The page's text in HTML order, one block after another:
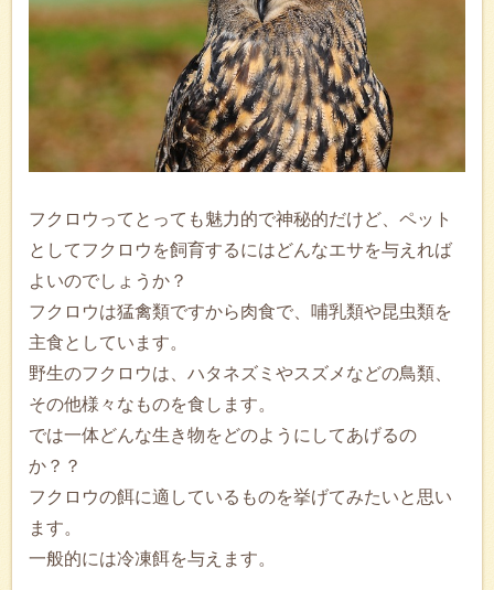
フクロウってとっても魅力的で神秘的だけど、ペット
としてフクロウを飼育するにはどんなエサを与えれば
よいのでしょうか？
フクロウは猛禽類ですから肉食で、哺乳類や昆虫類を
主食としています。
野生のフクロウは、ハタネズミやスズメなどの鳥類、
その他様々なものを食します。
では一体どんな生き物をどのようにしてあげるの
か？？
フクロウの餌に適しているものを挙げてみたいと思い
ます。
一般的には冷凍餌を与えます。